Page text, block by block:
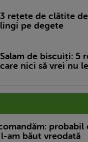
3 rețete de clătite
lingi pe degete
Salam de biscuiți: 5
care nici să vrei nu
probabil
am băut vreodată